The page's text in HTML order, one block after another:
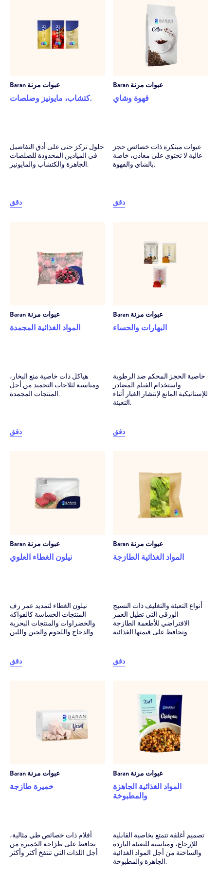
Baran عبوات مرنة
كتشاب، مايونيز وصلصات.
حلول تركز حتى على أدق التفاصيل
في الميادين المحدودة للصلصات
الجاهزة والكتشاب والمايونيز.
دقق
Baran عبوات مرنة
قهوة وشاي
عبوات مبتكرة ذات خصائص حجز
عالية لا تحتوي على معادن، خاصة
بالشاي والقهوة.
دقق
Baran عبوات مرنة
المواد الغذائية المجمدة
هياكل ذات خاصية منع البخار،
ومناسبة لثلاجات التجميد من أجل
المنتجات المجمدة.
دقق
Baran عبوات مرنة
البهارات والحساء
خاصية الحجز المحكم ضد الرطوبة
واستخدام الفيلم المضادر
للإستاتيكية المانع لإنتشار الغبار أثناء
التعبئة.
دقق
Baran عبوات مرنة
نيلون الغطاء العلوي
نيلون الغطاء لتمديد عمر رف
المنتجات الحساسة كالفواكه
والخضراوات والمنتجات البحرية
والدجاج واللحوم والجبن واللبن
دقق
Baran عبوات مرنة
المواد الغذائية الطازجة
أنواع التعبئة والتغليف ذات النسيج
الورقي التي تطيل العمر
الافتراضي للأطعمة الطازجة
وتحافظ على قيمتها الغذائية
دقق
Baran عبوات مرنة
خميرة طازجة
أفلام ذات خصائص طي مثالية،
تحافظ على طزاجة الخميرة من
أجل اللذات التي تنتفخ أكثر وأكثر
Baran عبوات مرنة
المواد الغذائية الجاهزة
والمطبوخة
تصميم أغلفة تتمتع بخاصية القابلية
للإرجاع، ومناسبة للتعبئة الباردة
والساخنة من أجل المواد الغذائية
الجاهزة والمطبوخة.